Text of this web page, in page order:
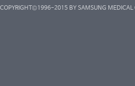
COPYRIGHT©1996-2015 BY SAMSUNG MEDICAL